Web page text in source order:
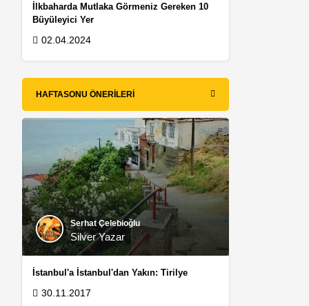
İlkbaharda Mutlaka Görmeniz Gereken 10
Büyüleyici Yer
02.04.2024
HAFTASONU ÖNERILERI
Serhat Çelebioğlu
Silver Yazar
İstanbul'a İstanbul'dan Yakın: Tirilye
30.11.2017